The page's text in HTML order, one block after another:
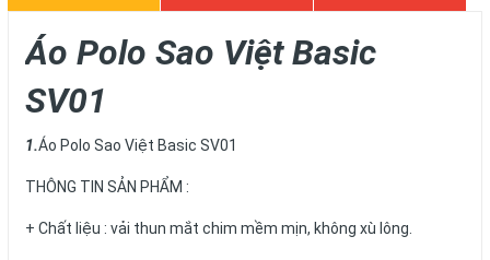
Áo Polo Sao Việt Basic
SV01
1.Áo Polo Sao Việt Basic SV01
THÔNG TIN SẢN PHẨM :
+ Chất liệu : vải thun mắt chim mềm mịn, không xù lông.